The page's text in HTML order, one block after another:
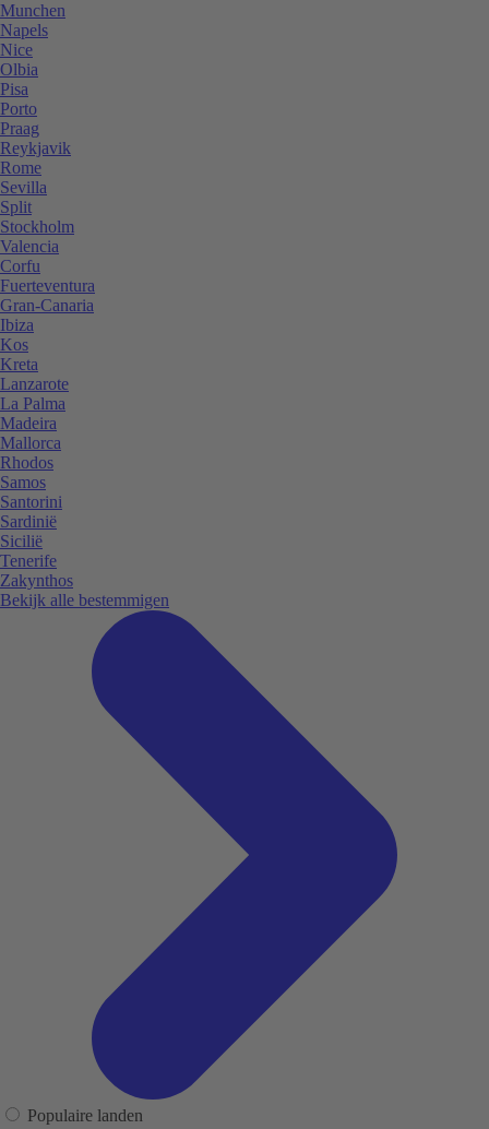
Munchen
Napels
Nice
Olbia
Pisa
Porto
Praag
Reykjavik
Rome
Sevilla
Split
Stockholm
Valencia
Corfu
Fuerteventura
Gran-Canaria
Ibiza
Kos
Kreta
Lanzarote
La Palma
Madeira
Mallorca
Rhodos
Samos
Santorini
Sardinië
Sicilië
Tenerife
Zakynthos
Bekijk alle bestemmigen
Populaire landen